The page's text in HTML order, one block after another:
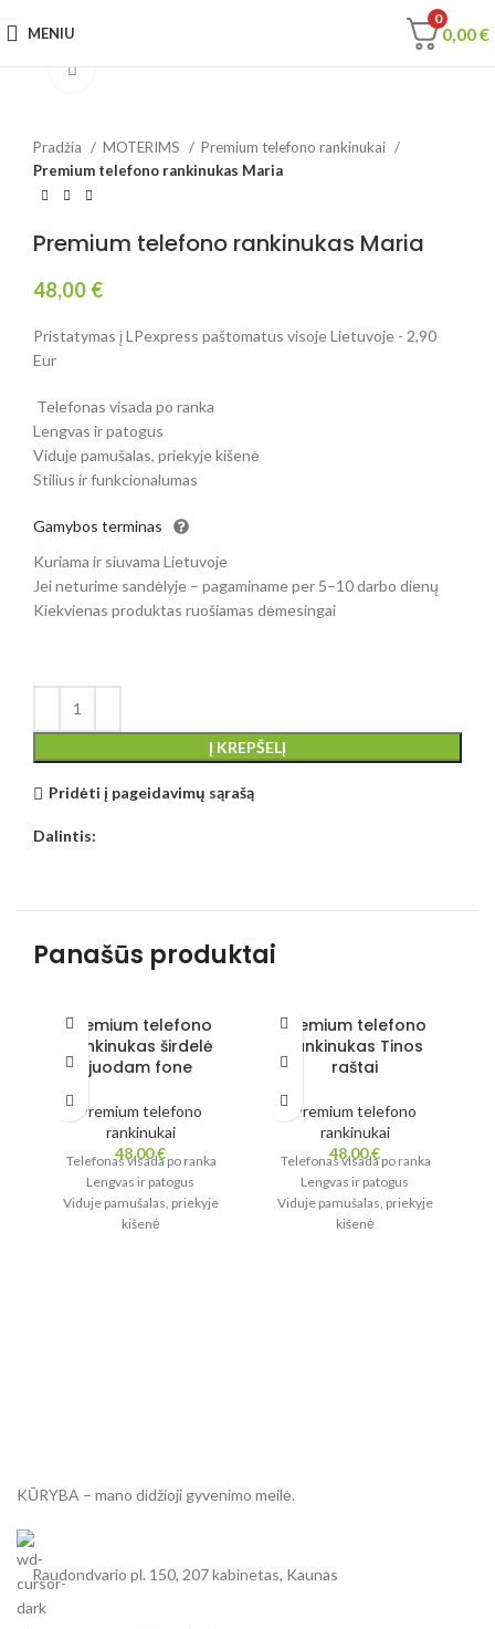
MENIU
0
0,00€
Spustelėkite, jei norite padidinti
Pradžia MOTERIMS
Premium telefono rankinukai
Premium telefono rankinukas Maria
Premium telefono rankinukas Maria
48,00 €
Pristatymas į LPexpress paštomatus visoje Lietuvoje - 2,90
Eur
Telefonas visada po ranka
Lengvas ir patogus
Viduje pamušalas, priekyje kišenė
Stilius ir funkcionalumas
Gamybos terminas
Kuriama ir siuvama Lietuvoje
Jei neturime sandėlyje – pagaminame per 5–10 darbo dienų
Kiekvienas produktas ruošiamas dėmesingai
Į KREPŠELĮ
Pridėti į pageidavimų sąrašą
Dalintis:
Panašūs produktai
Premium telefono
rankinukas širdelė
juodam fone
Premium telefono
rankinukai
48,00€
Telefonas visada po ranka
Lengvas ir patogus
Viduje pamušalas, priekyje
kišenė
Premium telefono
rankinukas Tinos
raštai
Premium telefono
rankinukai
48,00€
Telefonas visada po ranka
Lengvas ir patogus
Viduje pamušalas, priekyje
kišenė
KŪRYBA – mano didžioji gyvenimo meilė.
Raudondvario pl. 150, 207 kabinetas, Kaunas